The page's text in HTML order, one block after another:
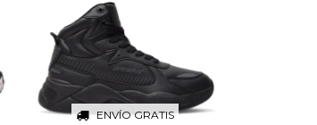
ENVÍO GRATIS